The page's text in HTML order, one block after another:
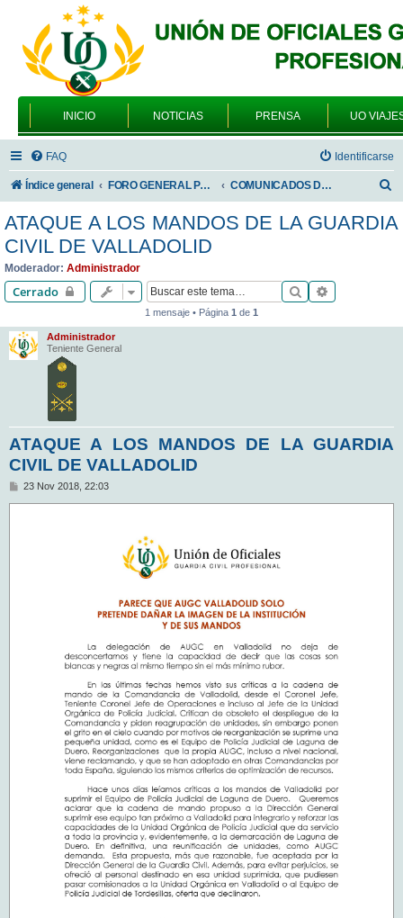
INICIO NOTICIAS PRENSA UO
FAQ Identificarse
Índice general FORO GENERAL PARA TODOS LOS USUARIOS COMUNICADOS DE LA UNIÓN DE OFICIALES
s
ATAQUE A LOS MANDOS DE LA GUARDIA
CIVIL DE VALLADOLID
Moderador: Administrador
Cerrado Buscar
1 mensaje • Página 1 de 1
Administrador
Teniente General
ATAQUE A LOS MANDOS DE LA GUARDIA
CIVIL DE VALLADOLID
M
23 Nov 2018, 22:03